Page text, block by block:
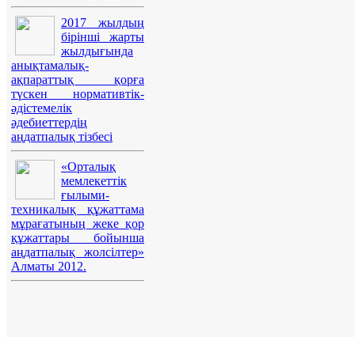
2017 жылдың
бірінші жарты
жылдығында
анықтамалық-
ақпараттық қорға
түскен нормативтік-
әдістемелік
әдебиеттердің
аңдатпалық тізбесі
«Орталық
мемлекеттік
ғылыми-
техникалық құжаттама
мұрағатының жеке қор
құжаттары бойынша
аңдатпалық жолсілтер»
Алматы 2012.